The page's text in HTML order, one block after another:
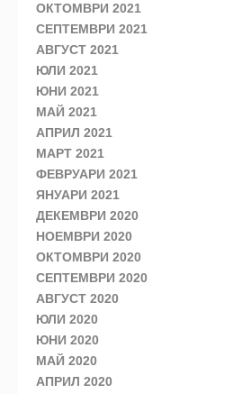
ОКТОМВРИ 2021
СЕПТЕМВРИ 2021
АВГУСТ 2021
ЮЛИ 2021
ЮНИ 2021
МАЙ 2021
АПРИЛ 2021
МАРТ 2021
ФЕВРУАРИ 2021
ЯНУАРИ 2021
ДЕКЕМВРИ 2020
НОЕМВРИ 2020
ОКТОМВРИ 2020
СЕПТЕМВРИ 2020
АВГУСТ 2020
ЮЛИ 2020
ЮНИ 2020
МАЙ 2020
АПРИЛ 2020